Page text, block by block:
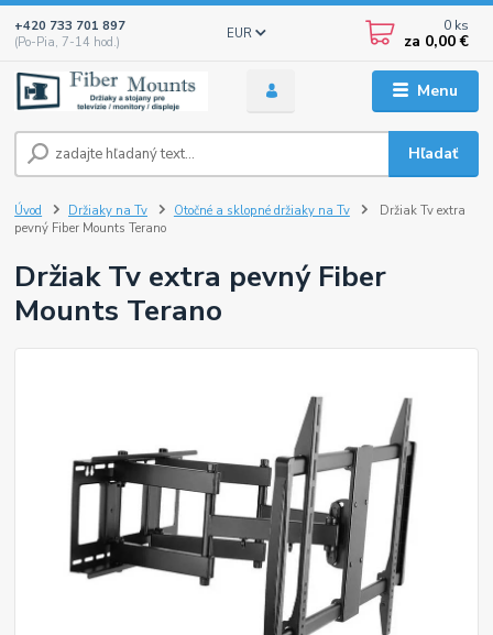
Menu
EUR
Hľadať
+420 733 701 897
(Po-Pia, 7-14 hod.)
0 ks
za 0,00 €
Úvod Držiaky na Tv Otočné a sklopné držiaky na Tv
Držiak Tv extra
pevný Fiber Mounts Terano
Držiak Tv extra pevný Fiber
Mounts Terano